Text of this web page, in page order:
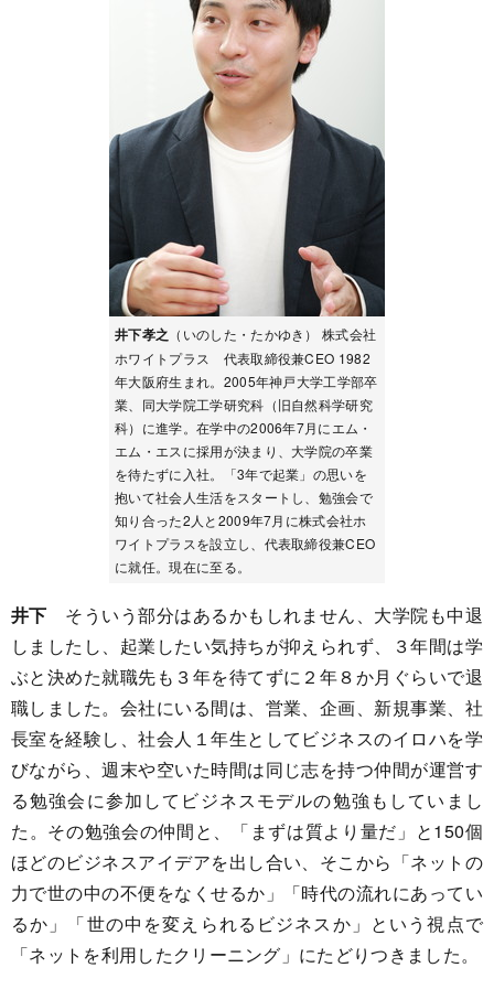
井下孝之 （いのした・たかゆき） 株式会社
ホワイトプラス 代表取締役兼CEO 1982
年大阪府生まれ。2005年神戸大学工学部卒
業、同大学院工学研究科（旧自然科学研究
科）に進学。在学中の2006年7月にエム・
エム・エスに採用が決まり、大学院の卒業
を待たずに入社。「3年で起業」の思いを
抱いて社会人生活をスタートし、勉強会で
知り合った2人と2009年7月に株式会社ホ
ワイトプラスを設立し、代表取締役兼CEO
に就任。現在に至る。
井下 そういう部分はあるかもしれません、大学院も中退
しましたし、起業したい気持ちが抑えられず、３年間は学
ぶと決めた就職先も３年を待てずに２年８か月ぐらいで退
職しました。会社にいる間は、営業、企画、新規事業、社
長室を経験し、社会人１年生としてビジネスのイロハを学
びながら、週末や空いた時間は同じ志を持つ仲間が運営す
る勉強会に参加してビジネスモデルの勉強もしていまし
た。その勉強会の仲間と、「まずは質より量だ」と150個
ほどのビジネスアイデアを出し合い、そこから「ネットの
力で世の中の不便をなくせるか」「時代の流れにあってい
るか」「世の中を変えられるビジネスか」という視点で
「ネットを利用したクリーニング」にたどりつきました。